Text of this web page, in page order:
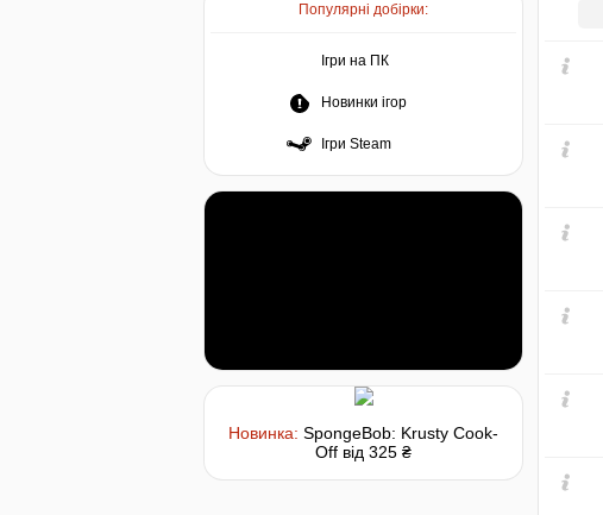
Популярні добірки:
Ігри на ПК
Новинки ігор
Ігри Steam
Новинка: SpongeBob: Krusty Cook-
Off від 325 ₴